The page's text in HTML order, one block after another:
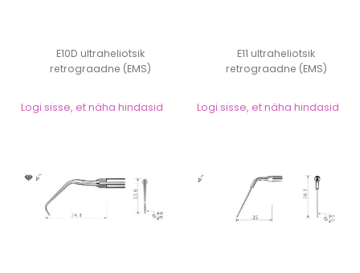
E10D ultraheliotsik
retrograadne (EMS)
Logi sisse, et näha hindasid
E11 ultraheliotsik
retrograadne (EMS)
Logi sisse, et näha hindasid